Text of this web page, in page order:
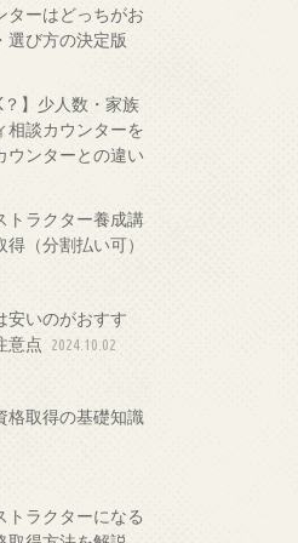
ターはどっちがお
選び方の決定版
？】少人数・家族
相談カウンターを
ウンターとの違い
トラクター養成講
（分割払い可）
安いのがおすす
意点
2024.10.02
格取得の基礎知識
トラクターになる